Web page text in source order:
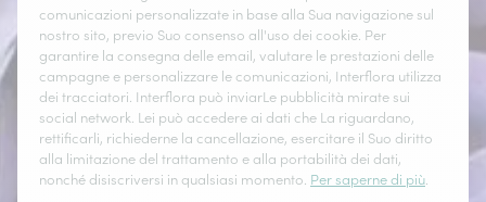
comunicazioni personalizzate in base alla Sua navigazione sul
nostro sito, previo Suo consenso all'uso dei cookie. Per
garantire la consegna delle email, valutare le prestazioni delle
campagne e personalizzare le comunicazioni, Interflora utilizza
dei tracciatori. Interflora può inviarLe pubblicità mirate sui
social network. Lei può accedere ai dati che La riguardano,
rettificarli, richiederne la cancellazione, esercitare il Suo diritto
alla limitazione del trattamento e alla portabilità dei dati,
nonché disiscriversi in qualsiasi momento. Per saperne di più.